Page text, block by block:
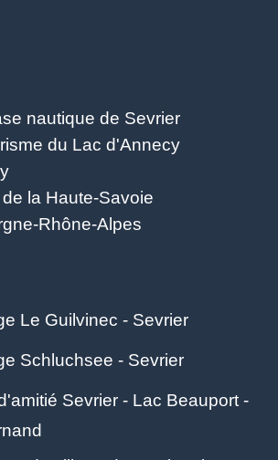
nautique de Sevrier
du Lac d'Annecy
la Haute-Savoie
Rhône-Alpes
Le Guilvinec - Sevrier
Schluchsee - Sevrier
Sevrier - Lac Beauport -